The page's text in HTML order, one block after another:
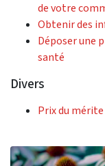
de votre
Obtenir des
Déposer une
santé
Divers
Prix du